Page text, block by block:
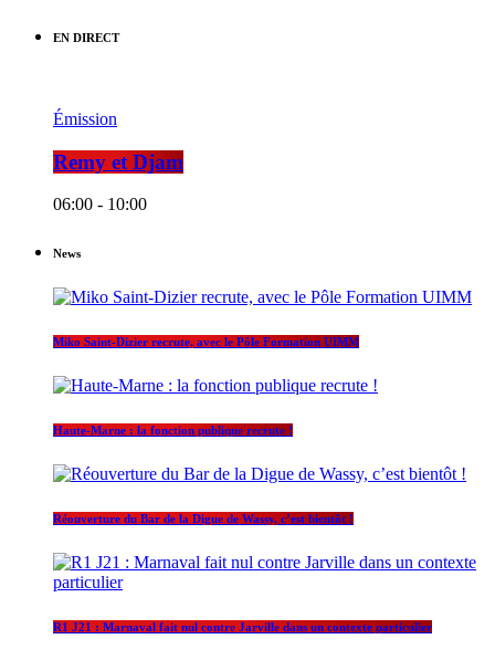
EN DIRECT
Émission
Remy et Djam
06:00 - 10:00
News
Miko Saint-Dizier recrute, avec le Pôle Formation UIMM
Haute-Marne : la fonction publique recrute !
Réouverture du Bar de la Digue de Wassy, c’est bientôt !
R1 J21 : Marnaval fait nul contre Jarville dans un contexte particulier